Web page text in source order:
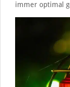
immer optimal